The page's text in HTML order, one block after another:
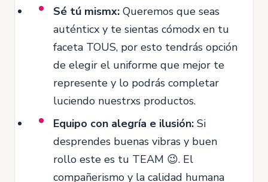
Sé tú mismx: Queremos que seas
auténticx y te sientas cómodx en tu
faceta TOUS, por esto tendrás opción
de elegir el uniforme que mejor te
represente y lo podrás completar
luciendo nuestrxs productos.
Equipo con alegría e ilusión: Si
desprendes buenas vibras y buen
rollo este es tu TEAM 😉. El
compañerismo y la calidad humana